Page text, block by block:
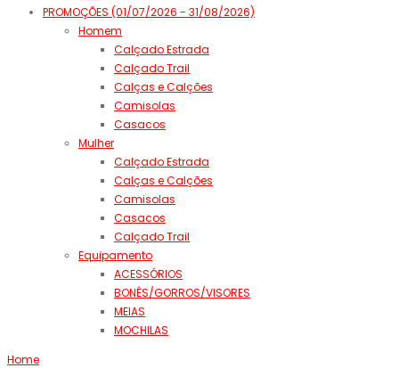
PROMOÇÕES (01/07/2026 - 31/08/2026)
Homem
Calçado Estrada
Calçado Trail
Calças e Calções
Camisolas
Casacos
Mulher
Calçado Estrada
Calças e Calções
Camisolas
Casacos
Calçado Trail
Equipamento
ACESSÓRIOS
BONÉS/GORROS/VISORES
MEIAS
MOCHILAS
Home